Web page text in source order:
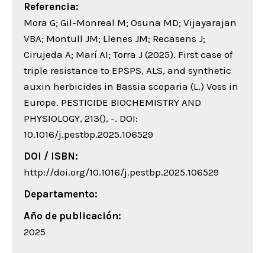
Referencia:
Mora G; Gil-Monreal M; Osuna MD; Vijayarajan
VBA; Montull JM; Llenes JM; Recasens J;
Cirujeda A; Marí AI; Torra J (2025). First case of
triple resistance to EPSPS, ALS, and synthetic
auxin herbicides in Bassia scoparia (L.) Voss in
Europe. PESTICIDE BIOCHEMISTRY AND
PHYSIOLOGY, 213(), -. DOI:
10.1016/j.pestbp.2025.106529
DOI / ISBN:
http://doi.org/10.1016/j.pestbp.2025.106529
Departamento:
Año de publicación:
2025